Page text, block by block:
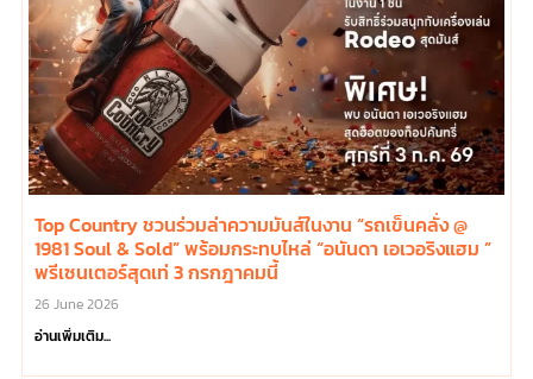
Top Country ชวนร่วมล่าความมันส์ในงาน “รถเข็นคลั่ง @
1981 Soul & Sold” พร้อมกระทบไหล่ “อนันดา เอเวอริงแฮม ”
พรีเซนเตอร์สุดเท่ 3 กรกฎาคมนี้
26 June 2026
อ่านเพิ่มเติม...